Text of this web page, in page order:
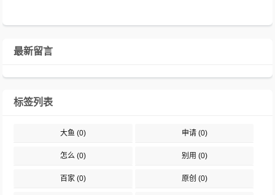
最新留言
标签列表
大鱼 (0) 申请(0)
怎么 (0) 别用 (0)
百家 (0) 原创 (0)